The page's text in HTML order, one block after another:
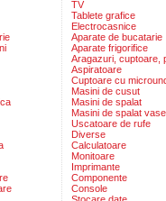
TV
Tablete grafice
Electrocasnice
Aparate de bucatarie
Aparate frigorifice
Aragazuri, cuptoare,
Aspiratoare
Cuptoare cu
Masini de cusut
Masini de spalat
Masini de spalat vase
Uscatoare de rufe
Diverse
Calculatoare
Monitoare
Imprimante
Componente
Console